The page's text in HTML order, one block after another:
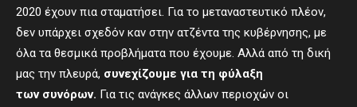
2020 έχουν πια σταματήσει. Για το μεταναστευτικό πλέον,
δεν υπάρχει σχεδόν καν στην ατζέντα της κυβέρνησης, με
όλα τα θεσμικά προβλήματα που έχουμε. Αλλά από τη δική
μας την πλευρά, συνεχίζουμε για τη φύλαξη
τωνσυνόρων. Για τις ανάγκες άλλων περιοχών οι